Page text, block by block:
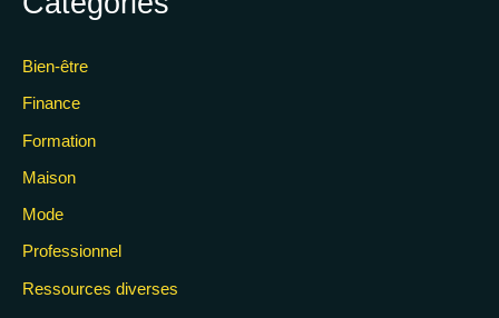
Bien-être
Finance
Formation
Maison
Mode
Professionnel
Ressources diverses